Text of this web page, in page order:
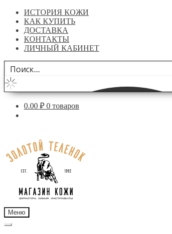
ИСТОРИЯ КОЖИ
КАК КУПИТЬ
ДОСТАВКА
КОНТАКТЫ
ЛИЧНЫЙ КАБИНЕТ
0.00 ₽ 0 товаров
навигации
содержимому
Меню